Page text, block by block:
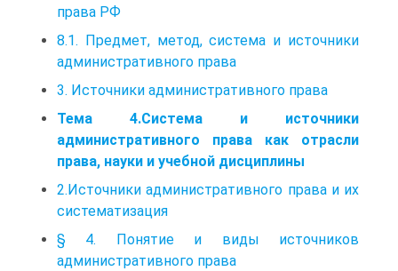
права РФ
8.1. Предмет, метод, система и источники
административного права
3. Источники административного права
Тема 4.Система и источники
административного права как отрасли
права, науки и учебной дисциплины
2.Источники административного права и их
систематизация
§ 4. Понятие и виды источников
административного права